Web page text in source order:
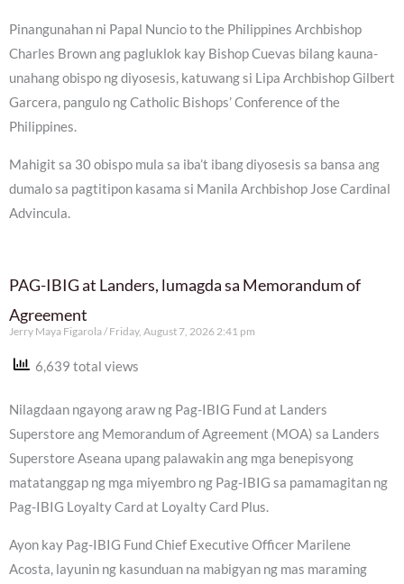
Pinangunahan ni Papal Nuncio to the Philippines Archbishop
Charles Brown ang pagluklok kay Bishop Cuevas bilang kauna-
unahang obispo ng diyosesis, katuwang si Lipa Archbishop Gilbert
Garcera, pangulo ng Catholic Bishops’ Conference of the
Philippines.
Mahigit sa 30 obispo mula sa iba’t ibang diyosesis sa bansa ang
dumalo sa pagtitipon kasama si Manila Archbishop Jose Cardinal
Advincula.
PAG-IBIG at Landers, lumagda sa Memorandum of
Agreement
Jerry Maya Figarola Friday, August 7, 2026 2:41 pm
6,639 total views
Nilagdaan ngayong araw ng Pag-IBIG Fund at Landers
Superstore ang Memorandum of Agreement (MOA) sa Landers
Superstore Aseana upang palawakin ang mga benepisyong
matatanggap ng mga miyembro ng Pag-IBIG sa pamamagitan ng
Pag-IBIG Loyalty Card at Loyalty Card Plus.
Ayon kay Pag-IBIG Fund Chief Executive Officer Marilene
Acosta, layunin ng kasunduan na mabigyan ng mas maraming